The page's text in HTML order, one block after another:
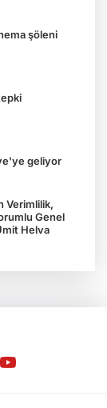
şöleni
geliyor
Verimlilik,
Genel
Helva